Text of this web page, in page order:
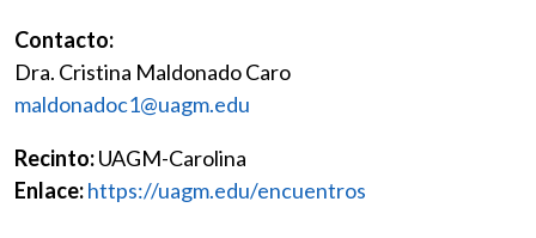
Contacto:
Dra. Cristina Maldonado Caro
maldonadoc1@uagm.edu
Recinto:UAGM-Carolina
Enlace:https://uagm.edu/encuentros